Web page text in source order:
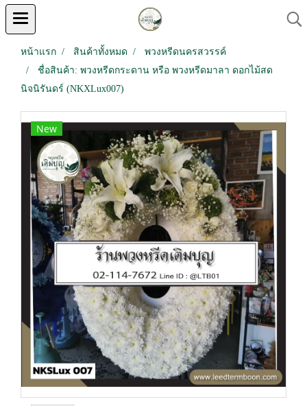
หน้าแรก สินค้าทั้งหมด
พวงหรีดนครสวรรค์
ชื่อสินค้า: พวงหรีดกระดาน หรือ พวงหรีดมาลา ดอกไม้สด
นิจนิรันดร์ (NKXLux007)
New